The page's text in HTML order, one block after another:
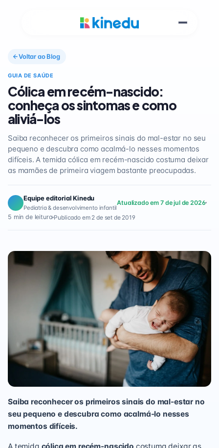
Voltar ao Blog
GUIA DE SAÚDE
Cólica em recém-nascido:
conheça os sintomas e como
aliviá-los
Saiba reconhecer os primeiros sinais do mal-estar no seu
pequeno e descubra como acalmá-lo nesses momentos
difíceis. A temida cólica em recém-nascido costuma deixar
as mamães de primeira viagem bastante preocupadas.
Equipe editorial Kinedu
Pediatria & desenvolvimento infantil
Atualizado em 7 de jul de 2026
5 min de leitura Publicado em 2 de set de 2019
Saiba reconhecer os primeiros sinais do mal-estar no
seu pequeno e descubra como acalmá-lo nesses
momentos difíceis.